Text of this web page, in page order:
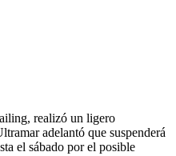
realizó un ligero
adelantó que suspenderá
el sábado por el posible